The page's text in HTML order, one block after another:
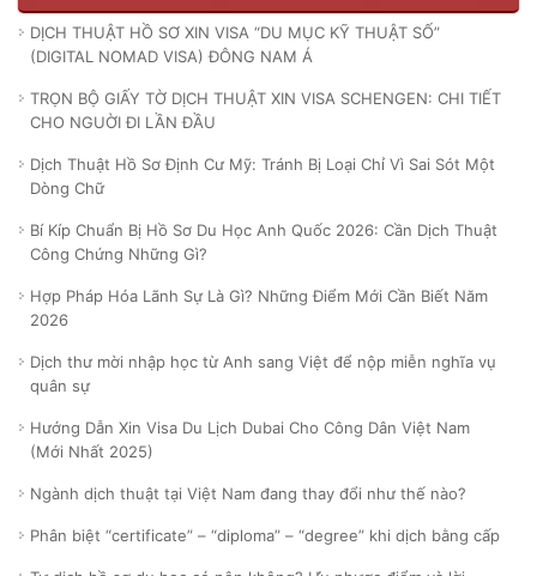
DỊCH THUẬT HỒ SƠ XIN VISA “DU MỤC KỸ THUẬT SỐ”
(DIGITAL NOMAD VISA) ĐÔNG NAM Á
TRỌN BỘ GIẤY TỜ DỊCH THUẬT XIN VISA SCHENGEN: CHI TIẾT
CHO NGUỜI ĐI LẦN ĐẦU
Dịch Thuật Hồ Sơ Định Cư Mỹ: Tránh Bị Loại Chỉ Vì Sai Sót Một
Dòng Chữ
Bí Kíp Chuẩn Bị Hồ Sơ Du Học Anh Quốc 2026: Cần Dịch Thuật
Công Chứng Những Gì?
Hợp Pháp Hóa Lãnh Sự Là Gì? Những Điểm Mới Cần Biết Năm
2026
Dịch thư mời nhập học từ Anh sang Việt để nộp miễn nghĩa vụ
quân sự
Hướng Dẫn Xin Visa Du Lịch Dubai Cho Công Dân Việt Nam
(Mới Nhất 2025)
Ngành dịch thuật tại Việt Nam đang thay đổi như thế nào?
Phân biệt “certificate” – “diploma” – “degree” khi dịch bằng cấp